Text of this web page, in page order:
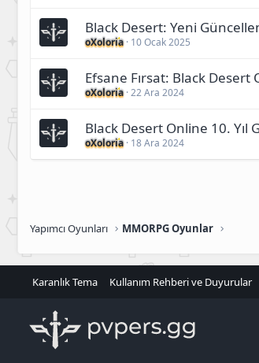
Black Desert: Yeni
oXoloria 10 Ocak 2025
Efsane Fırsat: Black
oXoloria 22 Ara 2024
Black Desert Online 10. Yıl
oXoloria 18 Ara 2024
Yapımcı Oyunları MMORPG Oyunlar
Karanlık Tema Kullanım Rehberi ve Duyurular